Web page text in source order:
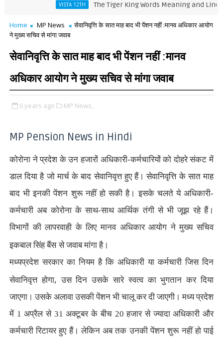
VISTA 12TH The Tiger King Words Meaning and Line by Line
Home MP News
सेवानिवृत्ति के सात माह बाद भी पेंशन नहीं :मानव अधिकार आयोग
ने मुख्य सचिव से मांगा जवाब
सेवानिवृत्ति के सात माह बाद भी पेंशन नहीं :मानव
अधिकार आयोग ने मुख्य सचिव से मांगा जवाब
6 years ago MP News,
MP Pension News in Hindi
कोरोना ने प्रदेश के उन हजारों अधिकारी-कर्मचारियों को दोहरे संकट में
डाल दिया है जो मार्च के बाद सेवानिवृत्त हुए हैं। सेवानिवृत्ति के सात माह
बाद भी इनकी पेंशन शुरू नहीं हो सकी है। इसके चलते ये अधिकारी-
कर्मचारी अब कोरोना के साथ-साथ आर्थिक तंगी से भी जूझ रहे हैं।
विभागों की लापरवाही के लिए मानव अधिकार आयोग ने मुख्य सचिव
इकबाल सिंह बैंस से जवाब मांगा है।
मध्यप्रदेश सरकार का नियम है कि अधिकारी या कर्मचारी जिस दिन
सेवानिवृत्त होगा,उस दिन उसके सारे स्वत्व का भुगतान कर दिया
जाएगा। उसके अलावा उसकी पेंशन भी चालू कर दी जाएगी। मध्य प्रदेश
में 1 अप्रैल से 31 अक्टूबर के बीच 20 हजार से ज्यादा अधिकारी और
कर्मचारी रिटायर हुए हैं। लेकिन अब तक उनकी पेंशन शुरू नहीं हो पाई